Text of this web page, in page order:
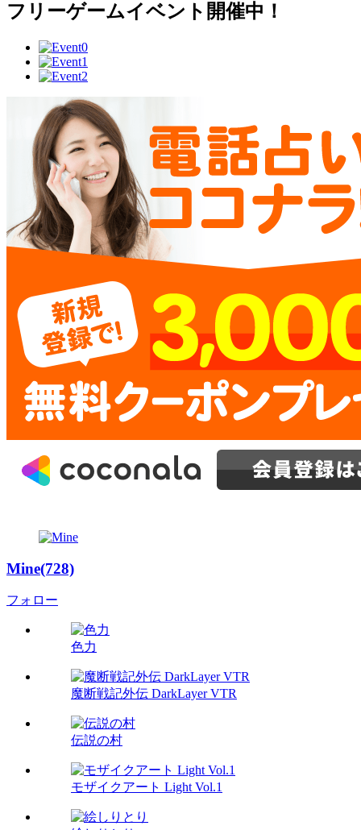
フリーゲームイベント開催中！
Mine(728)
フォロー
色力
魔断戦記外伝 DarkLayer VTR
伝説の村
モザイクアート Light Vol.1